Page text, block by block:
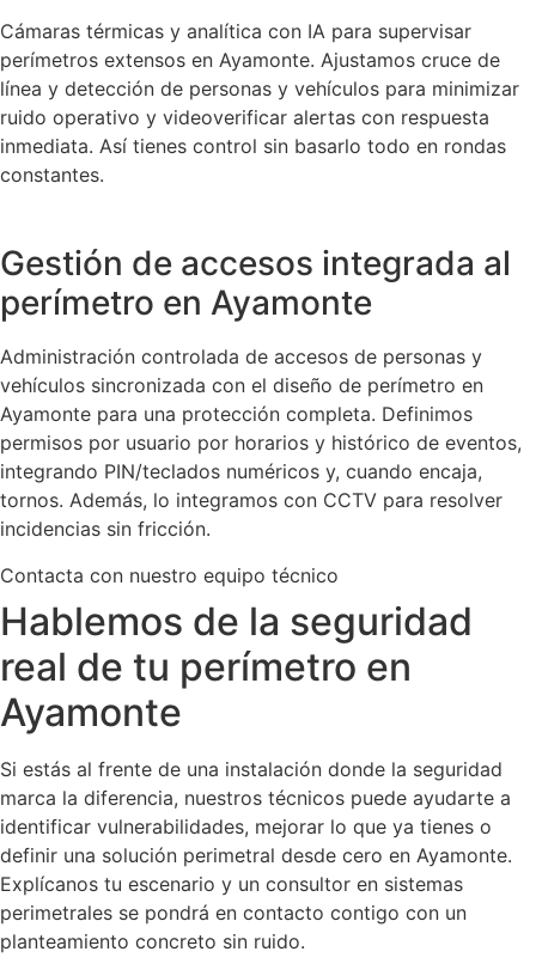
Cámaras térmicas y analítica con IA para supervisar
perímetros extensos en Ayamonte. Ajustamos cruce de
línea y detección de personas y vehículos para minimizar
ruido operativo y videoverificar alertas con respuesta
inmediata. Así tienes control sin basarlo todo en rondas
constantes.
Gestión de accesos integrada al
perímetro en Ayamonte
Administración controlada de accesos de personas y
vehículos sincronizada con el diseño de perímetro en
Ayamonte para una protección completa. Definimos
permisos por usuario por horarios y histórico de eventos,
integrando PIN/teclados numéricos y, cuando encaja,
tornos. Además, lo integramos con CCTV para resolver
incidencias sin fricción.
Contacta con nuestro equipo técnico
Hablemos de la seguridad
real de tu perímetro en
Ayamonte
Si estás al frente de una instalación donde la seguridad
marca la diferencia, nuestros técnicos puede ayudarte a
identificar vulnerabilidades, mejorar lo que ya tienes o
definir una solución perimetral desde cero en Ayamonte.
Explícanos tu escenario y un consultor en sistemas
perimetrales se pondrá en contacto contigo con un
planteamiento concreto sin ruido.